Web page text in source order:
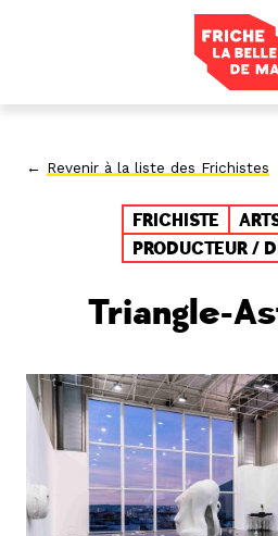
← Revenir à la liste des Frichistes
FRICHISTE
PRODUCTEUR /
Triangle-
Panneau de gestion des cookies